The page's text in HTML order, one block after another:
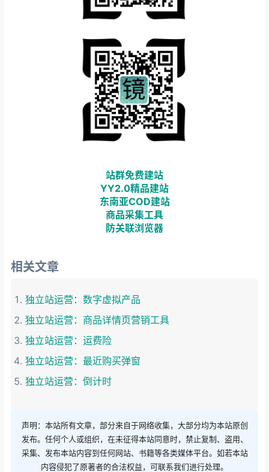
站群免费建站
YY2.0精品建站
东南亚COD建站
商品采集工具
防关联浏览器
相关文章
独立站运营：数字虚拟产品
独立站运营：商品详情页营销工具
独立站运营：运费险
独立站运营：最近购买弹窗
独立站运营：倒计时
声明：本站所有文章，部分来自于网络收集，大部分均为本站原创
发布。任何个人或组织，在未征得本站同意时，禁止复制、盗用、
采集、发布本站内容到任何网站、书籍等各类媒体平台。如若本站
内容侵犯了原著者的合法权益，可联系我们进行处理。